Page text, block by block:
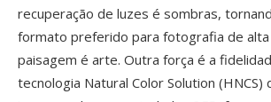
recuperação de luzes é sombras,
formato preferido para fotografia de
paisagem é arte. Outra força é a
tecnologia Natural Color Solution (HNCS)